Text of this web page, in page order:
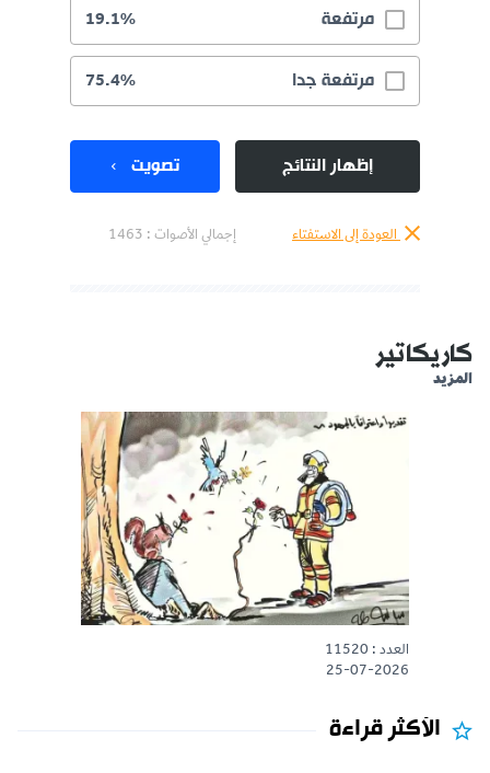
مرتفعة 19.1%
مرتفعة جدا 75.4%
إظهار النتائج تصويت
العودة إلى الاستفتاء إجمالي الأصوات : 1463
كاريكاتير
المزيد
العدد : 11520
25-07-2026
الأكثر قراءة